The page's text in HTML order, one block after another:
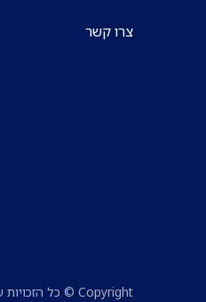
צרו קשר
Copyright © כל הזכויות שמורות ל-S-medic